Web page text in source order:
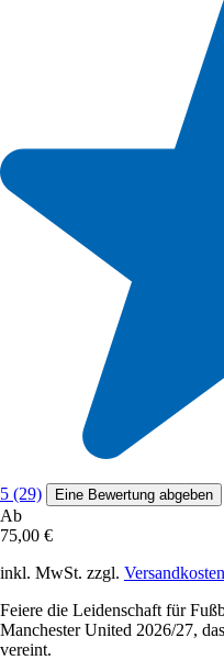
5 (29) Eine Bewertung abgeben
Ab
75,00 €
inkl. MwSt. zzgl. Versandkosten
Feiere die Leidenschaft für
Manchester United 2026/27,
vereint.